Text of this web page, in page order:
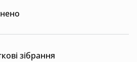
зібрання